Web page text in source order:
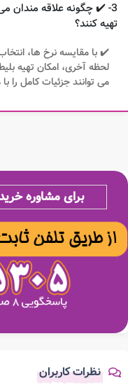
3- ✔️ چگونه علاقه مندان می
تهیه کنند؟
✔️ با مقایسه نرخ ها،
لحظه آخری، امکان تهیه
می توانند جزئیات کامل را
برای مشاوره
نظرات کاربران